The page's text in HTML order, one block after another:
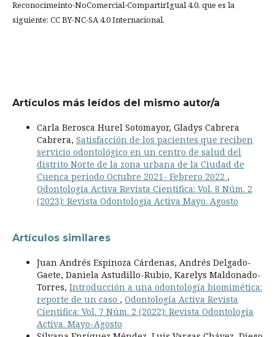
Reconocimeinto-NoComercial-CompartirIgual 4.0, que es la
siguiente: CC BY-NC-SA 4.0 Internacional.
Artículos más leídos del mismo autor/a
Carla Berosca Hurel Sotomayor, Gladys Cabrera
Cabrera, Satisfacción de los pacientes que reciben
servicio odontológico en un centro de salud del
distrito Norte de la zona urbana de la Ciudad de
Cuenca periodo Octubre 2021- Febrero 2022 ,
Odontología Activa Revista Científica: Vol. 8 Núm. 2
(2023): Revista Odontología Activa Mayo. Agosto
Artículos similares
Juan Andrés Espinoza Cárdenas, Andrés Delgado-
Gaete, Daniela Astudillo-Rubio, Karelys Maldonado-
Torres, Introducción a una odontología biomimética:
reporte de un caso , Odontología Activa Revista
Científica: Vol. 7 Núm. 2 (2022): Revista Odontología
Activa. Mayo-Agosto